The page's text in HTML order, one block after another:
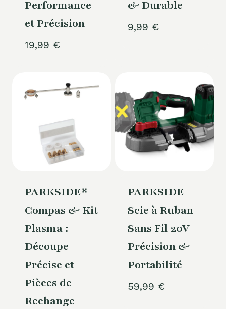
Performance
et Précision
19,99 €
& Durable
9,99 €
PARKSIDE®
Compas & Kit
Plasma :
Découpe
Précise et
Pièces de
Rechange
PARKSIDE
Scie à Ruban
Sans Fil 20V –
Précision &
Portabilité
59,99 €